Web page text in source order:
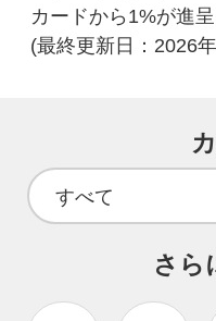
カードから1%が進呈
(最終更新日： 2026
さら